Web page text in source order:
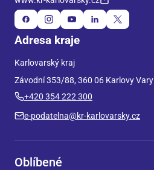
Adresa kraje
Karlovarský kraj
Závodní 353/88, 360 06 Karlovy Vary
+420 354 222 300
e-podatelna@kr-karlovarsky.cz
Oblíbené